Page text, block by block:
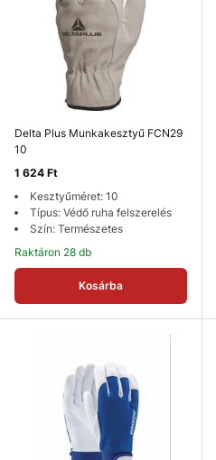
Delta Plus Munkakesztyű FCN29
10
1 624 Ft
Kesztyűméret: 10
Típus: Védő ruha felszerelés
Szín: Természetes
Raktáron 28 db
Kosárba